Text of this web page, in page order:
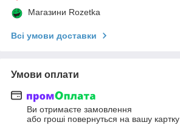
Магазини Rozetka
Всі умови доставки
Умови оплати
Ви отримаєте замовлення
або гроші повернуться на вашу картку